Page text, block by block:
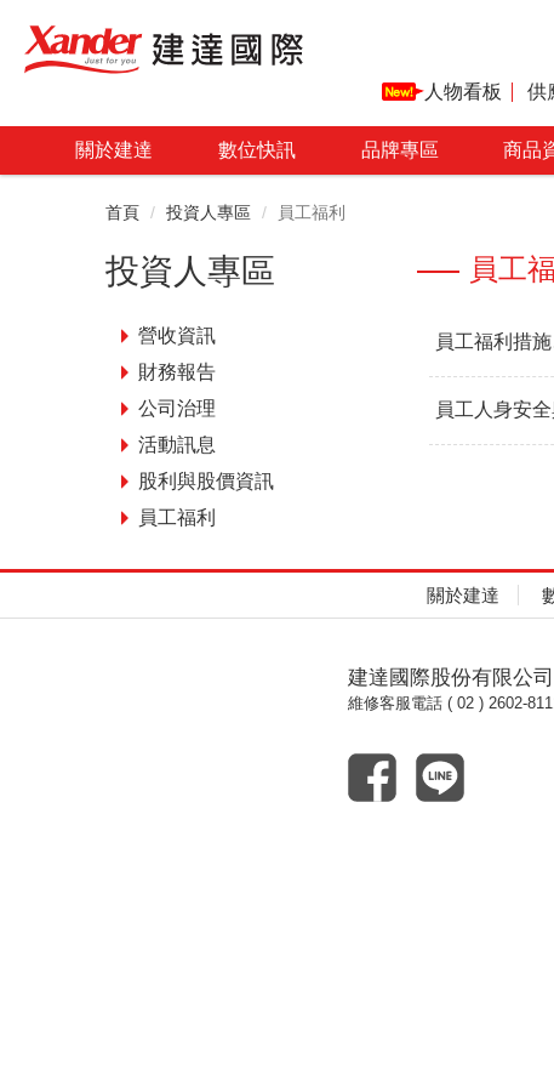
人物看板 供
關於建達 數位快訊 品牌專區 商品
首頁 投資人專區 員工福利
投資人專區
營收資訊
財務報告
公司治理
活動訊息
股利與股價資訊
員工福利
員工
員工福利措
員工人身安
關於建達
建達國際股份有限公司
維修客服電話 ( 02 ) 2602-